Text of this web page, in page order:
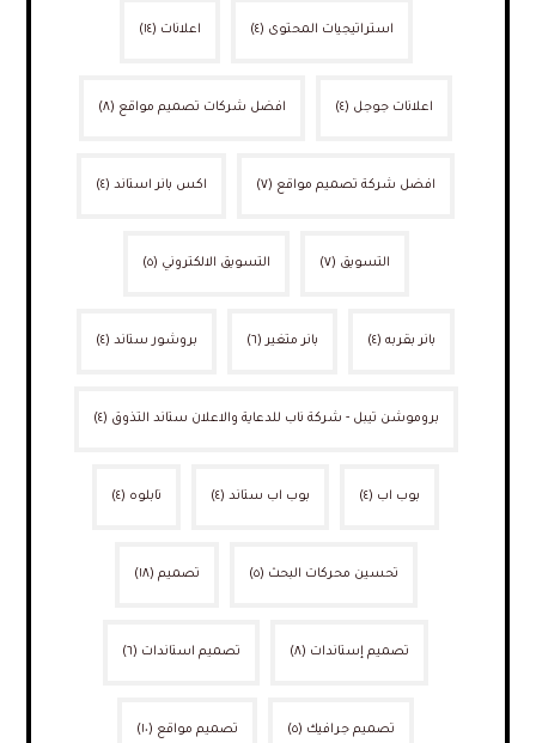
استراتيجيات المحتوى (٤) اعلانات (١٤)
اعلانات جوجل (٤) افضل شركات تصميم مواقع (٨)
افضل شركة تصميم مواقع (٧) اكس بانر استاند (٤)
التسويق (٧) التسويق الالكتروني (٥)
بانر بقربه (٤) بانر متغير (٦) بروشور ستاند (٤)
بروموشن تيبل - شركة ناب للدعاية والاعلان ستاند التذوق (٤)
بوب اب (٤) بوب اب ستاند (٤) تابلوه (٤)
تحسين محركات البحث (٥) تصميم (١٨)
تصميم إستاندات (٨) تصميم استاندات (٦)
تصميم جرافيك (٥) تصميم مواقع (١٠)